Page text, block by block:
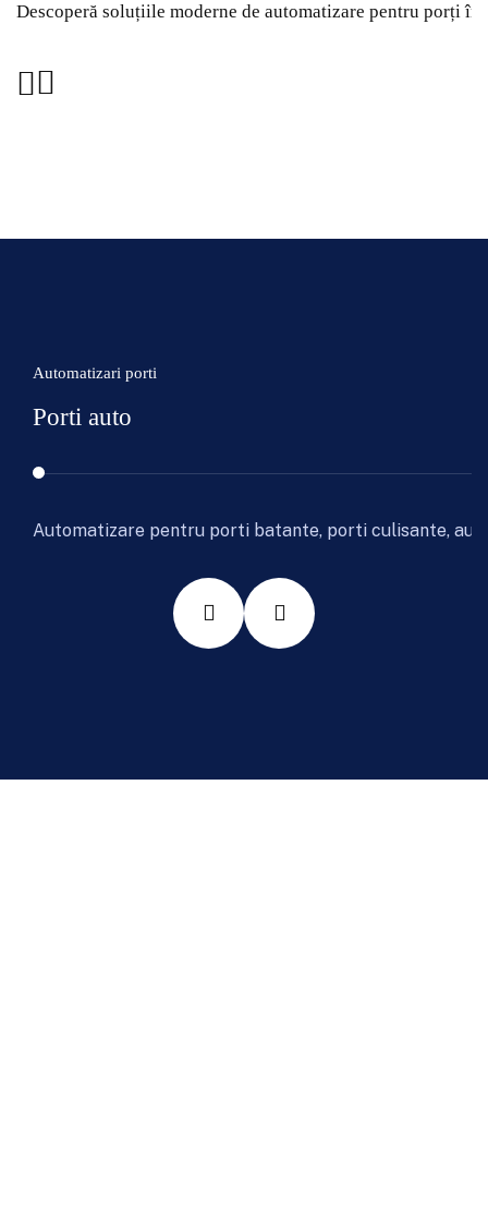
Descoperă soluțiile moderne de automatizare pentru porți
Automatizari porti
Porti auto
Automatizare pentru porti batante, porti culisante,